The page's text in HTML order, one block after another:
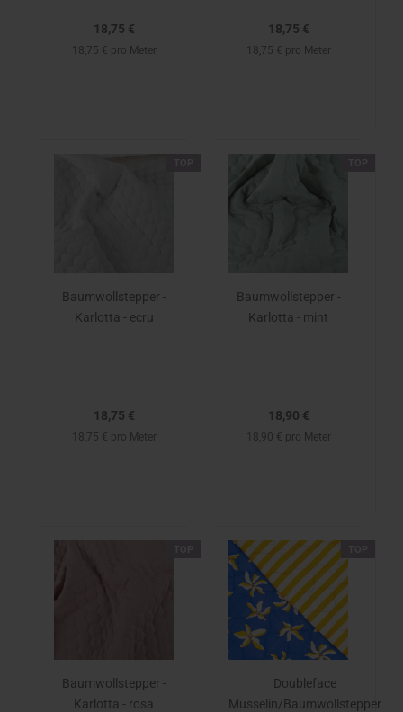
18,75 €
18,75 € pro Meter
18,75 €
18,75 € pro Meter
Baumwollstepper -
Karlotta - ecru
18,75 €
18,75 € pro Meter
Baumwollstepper -
Karlotta - mint
18,90 €
18,90 € pro Meter
Baumwollstepper -
Karlotta - rosa
Doubleface
Musselin/Baumwollstepper